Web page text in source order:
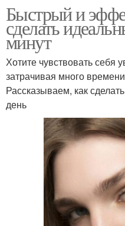
Быстрый и
сделать
минут
Хотите чувствовать себя
затрачивая много
Рассказываем, как
день